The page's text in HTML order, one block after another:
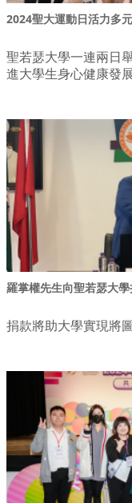
2024聖大運動日活力多
聖若瑟大學一連兩日
進大學生身心健康發
羅掌權先生向聖若瑟大
捐款將助大學實現將